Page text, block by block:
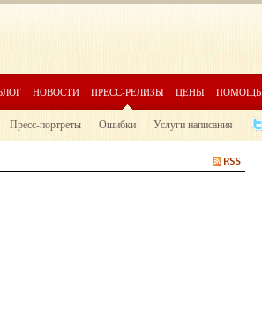
НОВОСТИ ПРЕСС-РЕЛИЗЫ ЦЕНЫ ПОМОЩЬ
Пресс-портреты Ошибки Услуги написания